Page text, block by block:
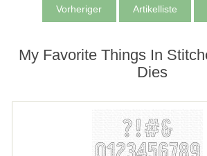
Vorheriger Artikelliste
My Favorite Things In
Dies